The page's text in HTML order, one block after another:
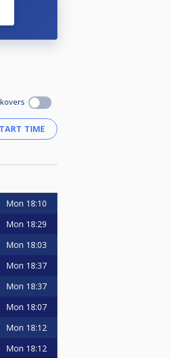
Mon 18:10
Mon 18:29
Mon 18:03
Mon 18:37
Mon 18:37
Mon 18:07
Mon 18:12
Mon 18:12